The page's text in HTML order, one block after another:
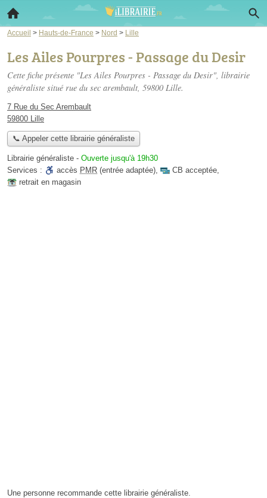
Accueil > Hauts-de-France > Nord > Lille
Les Ailes Pourpres - Passage du Desir
Cette fiche présente "Les Ailes Pourpres - Passage du Desir", librairie
généraliste situé rue du sec arembault, 59800 Lille.
7 Rue du Sec Arembault
59800 Lille
📞 Appeler cette librairie généraliste
Librairie généraliste - Ouverte jusqu'à 19h30
Services :
accès PMR (entrée adaptée), CB acceptée,
retrait en magasin
Une personne recommande cette librairie généraliste.